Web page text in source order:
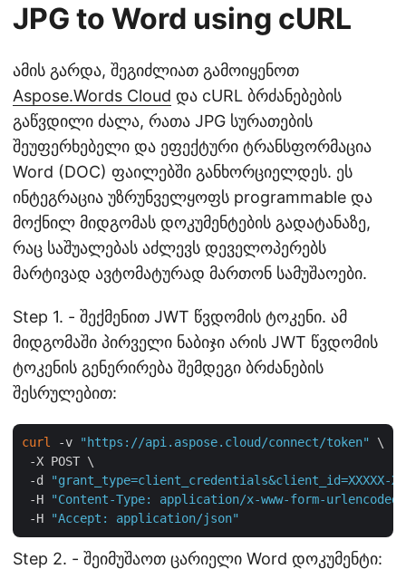
JPG to Word using cURL
ამის გარდა, შეგიძლიათ გამოიყენოთ
Aspose.Words Cloud და cURL ბრძანებების
გაწვდილი ძალა, რათა JPG სურათების
შეუფერხებელი და ეფექტური ტრანსფორმაცია
Word (DOC) ფაილებში განხორციელდეს. ეს
ინტეგრაცია უზრუნველყოფს programmable და
მოქნილ მიდგომას დოკუმენტების გადატანაზე,
რაც საშუალებას აძლევს დეველოპერებს
მარტივად ავტომატურად მართონ სამუშაოები.
Step 1. - შექმენით JWT წვდომის ტოკენი. ამ
მიდგომაში პირველი ნაბიჯი არის JWT წვდომის
ტოკენის გენერირება შემდეგი ბრძანების
შესრულებით:
curl -v "https://api.aspose.cloud/connect/token"
\
-X POST \
-d
"grant_type=client_credentials&client_id=XXXXX-
-H
"Content-Type: application/x-www-form-urlencoded"
-H
"Accept: application/json"
Step 2. - შეიმუშაოთ ცარიელი Word დოკუმენტი: